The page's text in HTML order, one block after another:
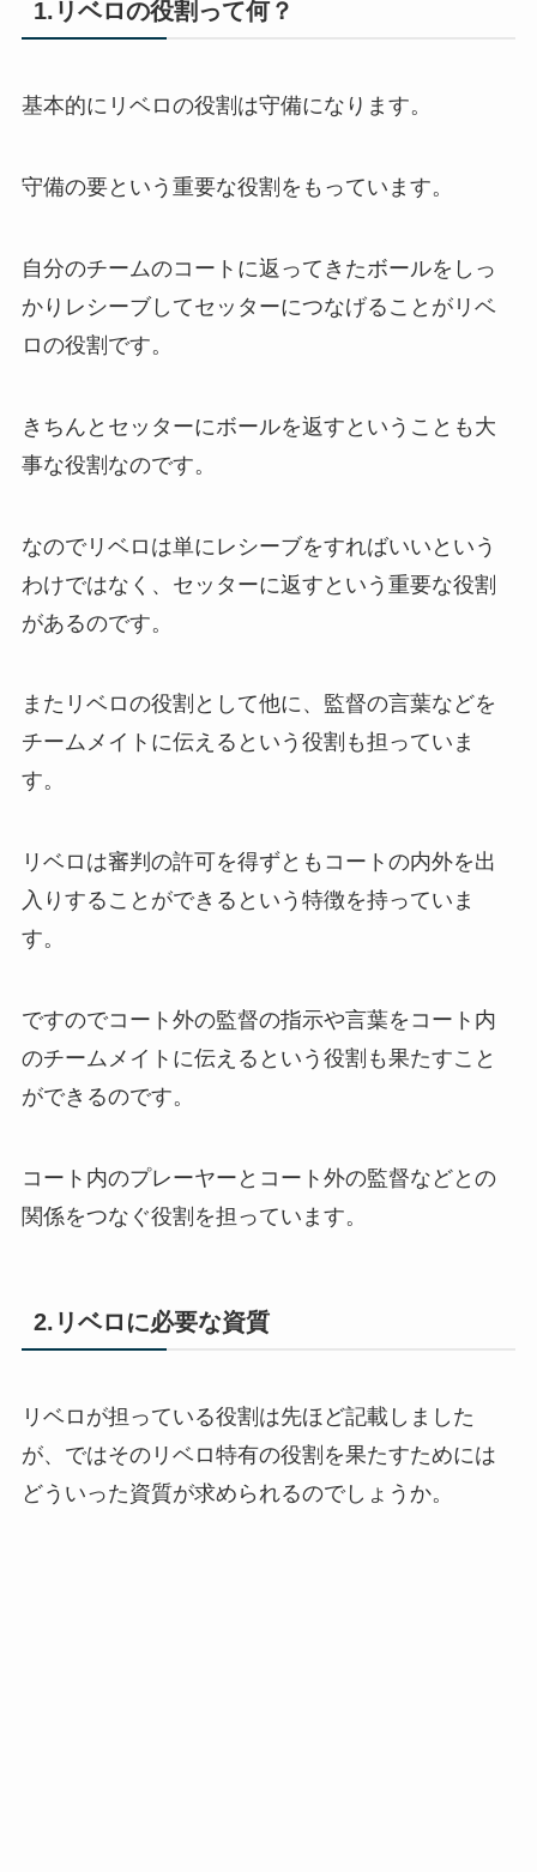
1.リベロの役割って何？
基本的にリベロの役割は守備になります。
守備の要という重要な役割をもっています。
自分のチームのコートに返ってきたボールをしっ
かりレシーブしてセッターにつなげることがリベ
ロの役割です。
きちんとセッターにボールを返すということも大
事な役割なのです。
なのでリベロは単にレシーブをすればいいという
わけではなく、セッターに返すという重要な役割
があるのです。
またリベロの役割として他に、監督の言葉などを
チームメイトに伝えるという役割も担っていま
す。
リベロは審判の許可を得ずともコートの内外を出
入りすることができるという特徴を持っていま
す。
ですのでコート外の監督の指示や言葉をコート内
のチームメイトに伝えるという役割も果たすこと
ができるのです。
コート内のプレーヤーとコート外の監督などとの
関係をつなぐ役割を担っています。
2.リベロに必要な資質
リベロが担っている役割は先ほど記載しました
が、ではそのリベロ特有の役割を果たすためには
どういった資質が求められるのでしょうか。